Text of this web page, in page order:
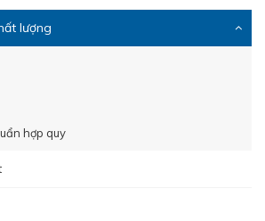
lượng
hợp quy